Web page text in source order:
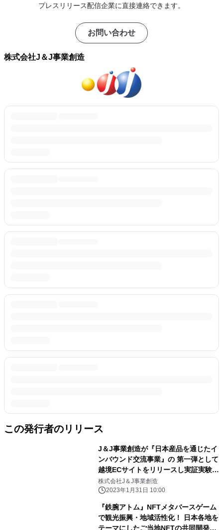
プレスリリース配信企業に直接連絡できます。
お問い合わせ
株式会社J＆J事業創造
この発行者のリリース
J＆J事業創造が『日本産品を通じたイ
ンバウンド交流事業』の 第一弾として
越境ECサイトをリリースし実証実験に
着手
株式会社J＆J事業創造
2023年1月31日 10:00
『鉄腕アトム』NFTメタバースゲーム
で観光振興・地域活性化！ 日本各地を
テーマにしたご当地NFTの共同開発・